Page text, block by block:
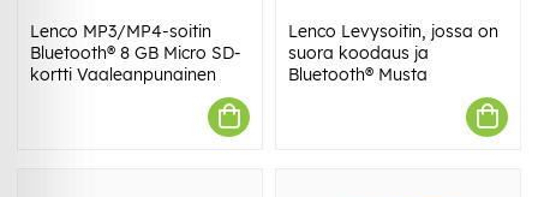
Lenco MP3/MP4-soitin
Bluetooth® 8 GB Micro SD-
kortti Vaaleanpunainen
Lenco Levysoitin, jossa on
suora koodaus ja
Bluetooth® Musta